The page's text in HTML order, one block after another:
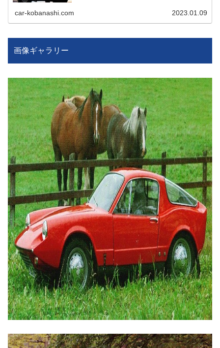
car-kobanashi.com 2023.01.09
画像ギャラリー